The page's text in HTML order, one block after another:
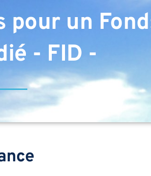
pour un
- FID -